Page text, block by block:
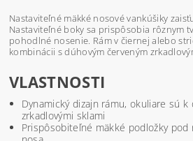
Nastaviteľné mäkké nosové vankúšiky
Nastaviteľné boky sa prispôsobia rôznym
pohodlné nosenie. Rám v čiernej alebo
kombinácii s dúhovým červeným
VLASTNOSTI
Dynamický dizajn rámu, okuliare sú
zrkadlovými sklami
Prispôsobiteľné mäkké podložky